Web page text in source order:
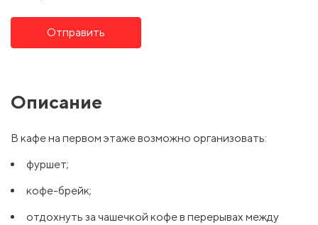
Отправить
Описание
В кафе на первом этаже возможно организовать:
фуршет;
кофе-брейк;
отдохнуть за чашечкой кофе в перерывах между